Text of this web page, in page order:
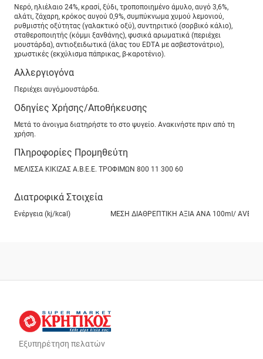
Νερό, ηλιέλαιο 24%, κρασί, ξύδι, τροποποιημένο άμυλο, αυγό 3,6%,
αλάτι, ζάχαρη, κρόκος αυγού 0,9%, συμπύκνωμα χυμού λεμονιού,
ρυθμιστής οξύτητας (γαλακτικό οξύ), συντηριτικό (σορβικό κάλιο),
σταθεροποιητής (κόμμι ξανθάνης), φυσικά αρωματικά (περιέχει
μουστάρδα), αντιοξειδωτικά (άλας του EDTA με ασβεστονάτριο),
χρωστικές (εκχύλισμα πάπρικας, β-καροτένιο).
Αλλεργιογόνα
Περιέχει αυγό,μουστάρδα.
Οδηγίες Χρήσης/Αποθήκευσης
Μετά το άνοιγμα διατηρήστε το στο ψυγείο. Ανακινήστε πριν από τη
χρήση.
Πληροφορίες Προμηθεύτη
ΜΕΛΙΣΣΑ ΚΙΚΙΖΑΣ Α.Β.Ε.Ε. ΤΡΟΦΙΜΩΝ 800 11 300 60
Διατροφικά Στοιχεία
Ενέργεια (kj/kcal) ΜΕΣΗ ΔΙΑΘΡΕΠΤΙΚΗ ΑΞΙΑ ANA 100ml/
Εξυπηρέτηση πελατών